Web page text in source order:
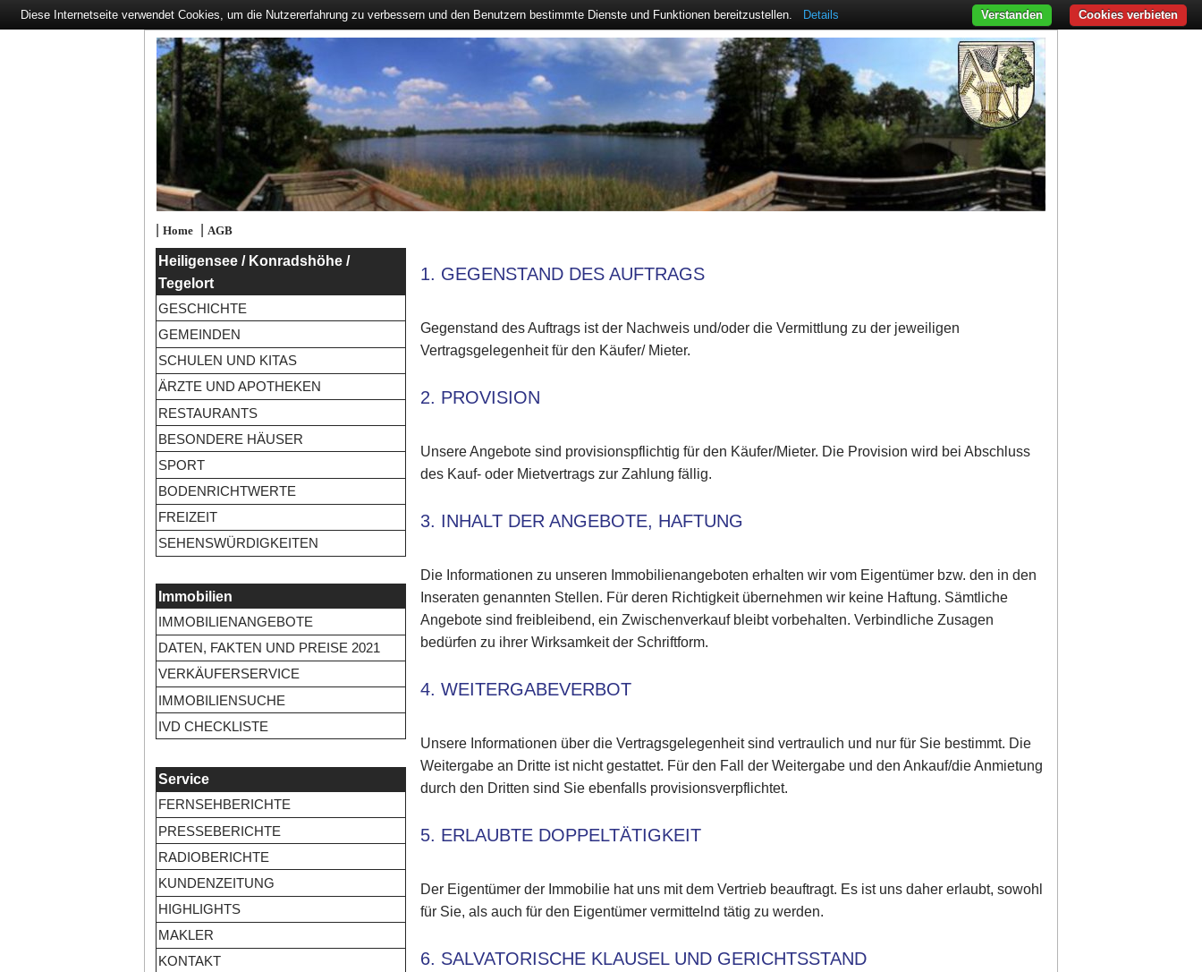
| Home| AGB
Heiligensee / Konradshöhe /
Tegelort
GESCHICHTE
GEMEINDEN
SCHULEN UND KITAS
ÄRZTE UND APOTHEKEN
RESTAURANTS
BESONDERE HÄUSER
SPORT
BODENRICHTWERTE
FREIZEIT
SEHENSWÜRDIGKEITEN
Immobilien
IMMOBILIENANGEBOTE
DATEN, FAKTEN UND PREISE 2021
VERKÄUFERSERVICE
IMMOBILIENSUCHE
IVD CHECKLISTE
Service
FERNSEHBERICHTE
PRESSEBERICHTE
RADIOBERICHTE
KUNDENZEITUNG
HIGHLIGHTS
MAKLER
KONTAKT
1. GEGENSTAND DES AUFTRAGS
Gegenstand des Auftrags ist der Nachweis und/oder die Vermittlung zu der jeweiligen
Vertragsgelegenheit für den Käufer/ Mieter.
2. PROVISION
Unsere Angebote sind provisionspflichtig für den Käufer/Mieter. Die Provision wird bei Abschluss
des Kauf- oder Mietvertrags zur Zahlung fällig.
3. INHALT DER ANGEBOTE, HAFTUNG
Die Informationen zu unseren Immobilienangeboten erhalten wir vom Eigentümer bzw. den in den
Inseraten genannten Stellen. Für deren Richtigkeit übernehmen wir keine Haftung. Sämtliche
Angebote sind freibleibend, ein Zwischenverkauf bleibt vorbehalten. Verbindliche Zusagen
bedürfen zu ihrer Wirksamkeit der Schriftform.
4. WEITERGABEVERBOT
Unsere Informationen über die Vertragsgelegenheit sind vertraulich und nur für Sie bestimmt. Die
Weitergabe an Dritte ist nicht gestattet. Für den Fall der Weitergabe und den Ankauf/die Anmietung
durch den Dritten sind Sie ebenfalls provisionsverpflichtet.
5. ERLAUBTE DOPPELTÄTIGKEIT
Der Eigentümer der Immobilie hat uns mit dem Vertrieb beauftragt. Es ist uns daher erlaubt, sowohl
für Sie, als auch für den Eigentümer vermittelnd tätig zu werden.
6. SALVATORISCHE KLAUSEL UND GERICHTSSTAND
Diese Internetseite verwendet Cookies, um die Nutzererfahrung zu verbessern und den Benutzern bestimmte Dienste und Funktionen bereitzustellen. Details Cookies verbieten
Verstanden